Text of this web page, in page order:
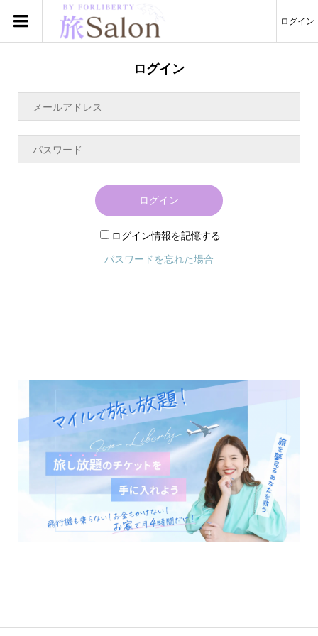
ログイン
ログイン
ログイン
ログイン情報を記憶する
パスワードを忘れた場合